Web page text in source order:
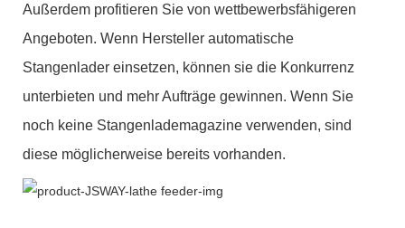
Außerdem profitieren Sie von wettbewerbsfähigeren
Angeboten. Wenn Hersteller automatische
Stangenlader einsetzen, können sie die Konkurrenz
unterbieten und mehr Aufträge gewinnen. Wenn Sie
noch keine Stangenlademagazine verwenden, sind
diese möglicherweise bereits vorhanden.